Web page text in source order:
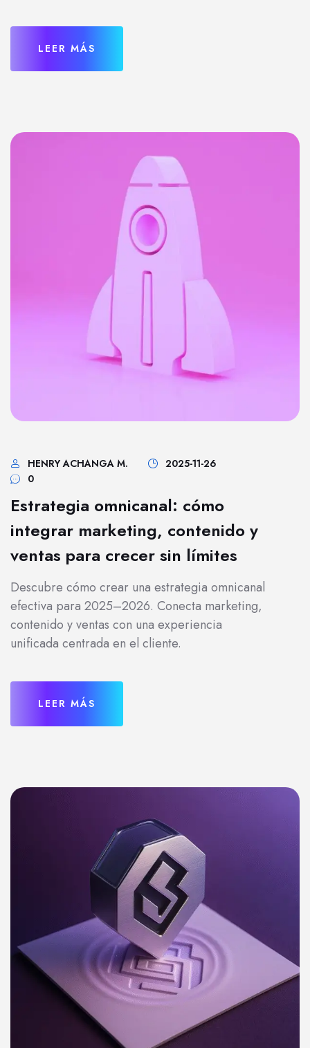
LEER MÁS
HENRY ACHANGA M.
2025-11-26
0
Estrategia omnicanal: cómo
integrar marketing, contenido y
ventas para crecer sin límites
Descubre cómo crear una estrategia omnicanal
efectiva para 2025–2026. Conecta marketing,
contenido y ventas con una experiencia
unificada centrada en el cliente.
LEER MÁS